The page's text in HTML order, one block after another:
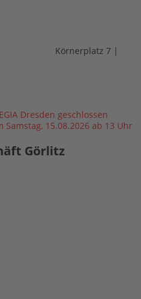
Körnerplatz 7 |
Dresden geschlossen
Samstag, 15.08.2026 ab 13 Uhr
Görlitz